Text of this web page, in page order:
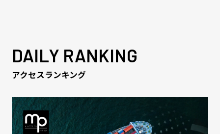
DAILY RANKING
アクセスランキング